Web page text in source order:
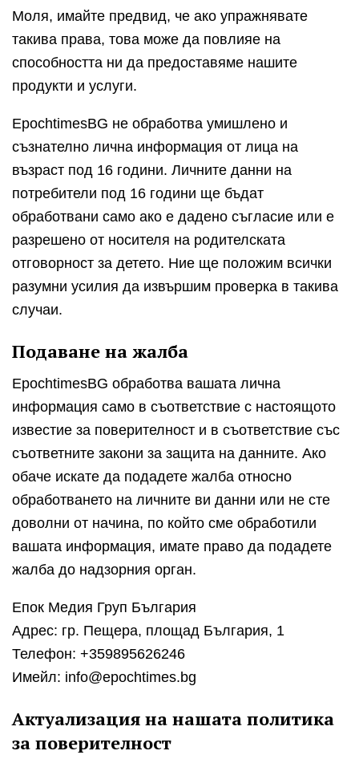
Моля, имайте предвид, че ако упражнявате
такива права, това може да повлияе на
способността ни да предоставяме нашите
продукти и услуги.
EpochtimesBG не обработва умишлено и
съзнателно лична информация от лица на
възраст под 16 години. Личните данни на
потребители под 16 години ще бъдат
обработвани само ако е дадено съгласие или е
разрешено от носителя на родителската
отговорност за детето. Ние ще положим всички
разумни усилия да извършим проверка в такива
случаи.
Подаване на жалба
EpochtimesBG обработва вашата лична
информация само в съответствие с настоящото
известие за поверителност и в съответствие със
съответните закони за защита на данните. Ако
обаче искате да подадете жалба относно
обработването на личните ви данни или не сте
доволни от начина, по който сме обработили
вашата информация, имате право да подадете
жалба до надзорния орган.
Епок Медия Груп България
Адрес: гр. Пещера, площад България, 1
Телефон: +359895626246
Имейл: info@epochtimes.bg
Актуализация на нашата политика
за поверителност